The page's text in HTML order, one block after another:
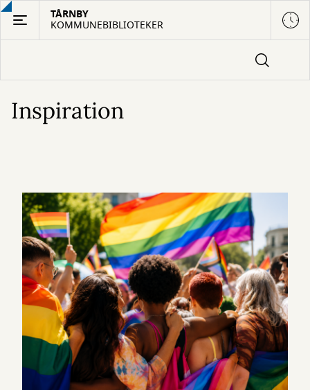
Gå
hovedindhold
TÅRNBY
KOMMUNEBIBLIOTEKER
Inspiration